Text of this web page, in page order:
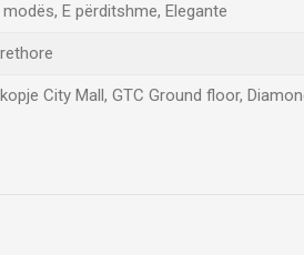
modës, E përditshme, Elegante
City Mall, GTC Ground floor,